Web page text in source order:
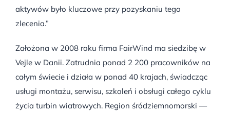
aktywów było kluczowe przy pozyskaniu tego
zlecenia.”
Założona w 2008 roku firma FairWind ma siedzibę w
Vejle w Danii. Zatrudnia ponad 2 200 pracowników na
całym świecie i działa w ponad 40 krajach, świadcząc
usługi montażu, serwisu, szkoleń i obsługi całego cyklu
życia turbin wiatrowych. Region śródziemnomorski —